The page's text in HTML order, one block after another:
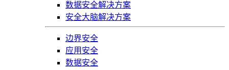
数据安全解决方案
安全大脑解决方案
边界安全
应用安全
数据安全